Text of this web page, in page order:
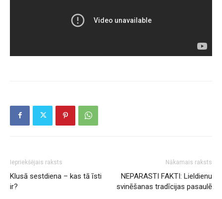
Iepriekšējais raksts
Klusā sestdiena – kas tā īsti
ir?
Nākamais raksts
NEPARASTI FAKTI: Lieldienu
svinēšanas tradīcijas pasaulē